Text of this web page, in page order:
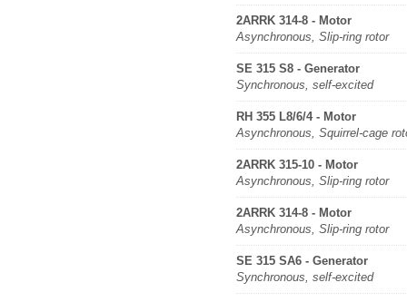
2ARRK 314-8 - Motor
Asynchronous, Slip-ring rotor
SE 315 S8 - Generator
Synchronous, self-excited
RH 355 L8/6/4 - Motor
Asynchronous, Squirrel-cage
2ARRK 315-10 - Motor
Asynchronous, Slip-ring rotor
2ARRK 314-8 - Motor
Asynchronous, Slip-ring rotor
SE 315 SA6 - Generator
Synchronous, self-excited